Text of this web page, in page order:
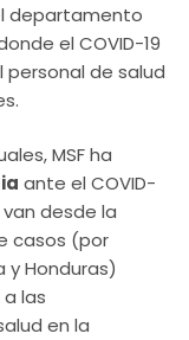
departamento
el COVID-19
de salud
MSF ha
ante el COVID-
desde la
casos (por
y Honduras)
las
en la